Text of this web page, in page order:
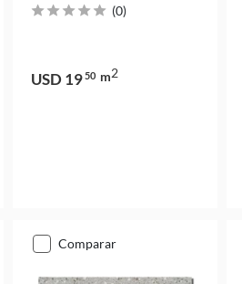
(0)
USD 1950 m2
comparar